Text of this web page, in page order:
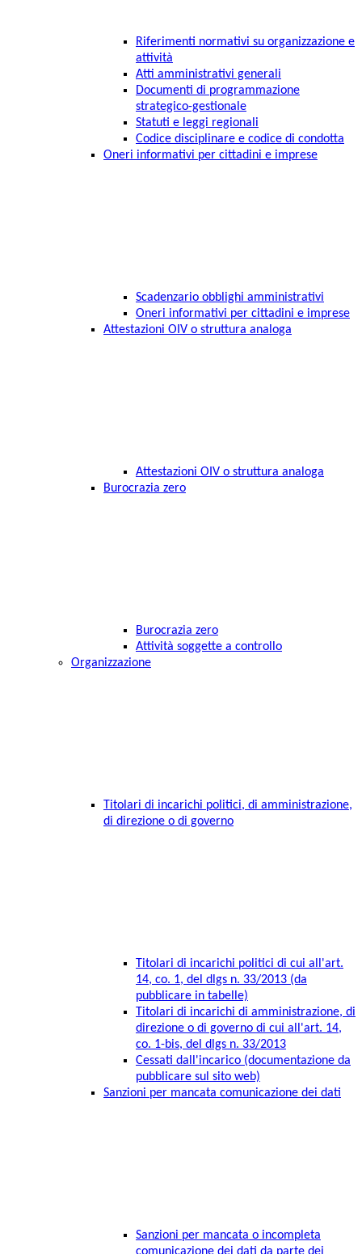
Riferimenti normativi su organizzazione e
attività
Atti amministrativi generali
Documenti di programmazione
strategico-gestionale
Statuti e leggi regionali
Codice disciplinare e codice di condotta
Oneri informativi per cittadini e imprese
Scadenzario obblighi amministrativi
Oneri informativi per cittadini e imprese
Attestazioni OIV o struttura analoga
Attestazioni OIV o struttura analoga
Burocrazia zero
Burocrazia zero
Attività soggette a controllo
Organizzazione
Titolari di incarichi politici, di amministrazione,
di direzione o di governo
Titolari di incarichi politici di cui all'art.
14, co. 1, del dlgs n. 33/2013 (da
pubblicare in tabelle)
Titolari di incarichi di amministrazione, di
direzione o di governo di cui all'art. 14,
co. 1-bis, del dlgs n. 33/2013
Cessati dall'incarico (documentazione da
pubblicare sul sito web)
Sanzioni per mancata comunicazione dei dati
Sanzioni per mancata o incompleta